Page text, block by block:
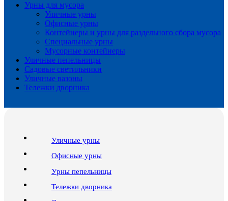
Урны для мусора
Уличные урны
Офисные урны
Контейнеры и урны для раздельного сбора мусора
Специальные урны
Мусорные контейнеры
Уличные пепельницы
Садовые светильники
Уличные вазоны
Тележки дворника
Уличные урны
Офисные урны
Урны пепельницы
Тележки дворника